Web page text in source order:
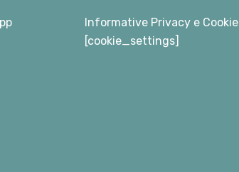
Informative Privacy e Cookie
[cookie_settings]